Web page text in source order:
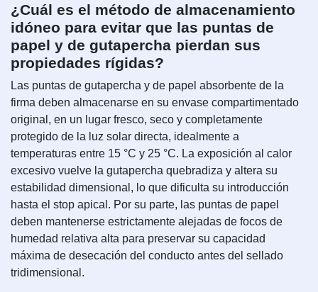
¿Cuál es el método de almacenamiento
idóneo para evitar que las puntas de
papel y de gutapercha pierdan sus
propiedades rígidas?
Las puntas de gutapercha y de papel absorbente de la
firma deben almacenarse en su envase compartimentado
original, en un lugar fresco, seco y completamente
protegido de la luz solar directa, idealmente a
temperaturas entre 15 °C y 25 °C. La exposición al calor
excesivo vuelve la gutapercha quebradiza y altera su
estabilidad dimensional, lo que dificulta su introducción
hasta el stop apical. Por su parte, las puntas de papel
deben mantenerse estrictamente alejadas de focos de
humedad relativa alta para preservar su capacidad
máxima de desecación del conducto antes del sellado
tridimensional.